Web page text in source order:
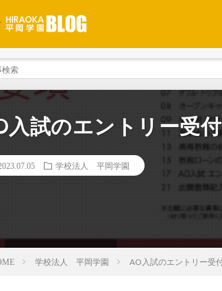
入試のエントリー受
学校法人 平岡学園
学校法人 平岡学園 AO入試のエントリー受